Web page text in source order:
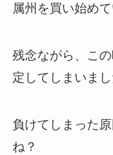
属州を買い始め
残念ながら、こ
定してしまいまし
負けてしまった
ね？